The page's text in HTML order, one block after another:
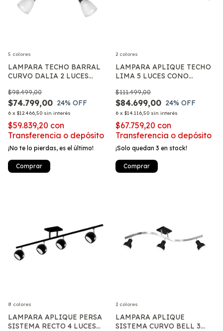
LAMPARA TECHO BARRAL
CURVO DALIA 2 LUCES
APTO E27
$74.799,00
$98.499,00
24% OFF
6 x $12.466,50 sin interés
$59.839,20 con
Transferencia o depósito
¡No te lo pierdas, es el último!
5 colores
Comprar
LAMPARA APLIQUE TECHO
LIMA 5 LUCES CONO
$84.699,00
$111.499,00
24% OFF
6 x $14.116,50 sin interés
$67.759,20 con
Transferencia o depósito
¡Solo quedan 3 en stock!
2 colores
Comprar
LAMPARA APLIQUE PERSA
SISTEMA RECTO 4 LUCES
8 colores
LAMPARA APLIQUE
SISTEMA CURVO BELL 3
2 colores